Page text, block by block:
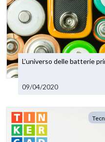
L’universo delle batterie
09/04/2020